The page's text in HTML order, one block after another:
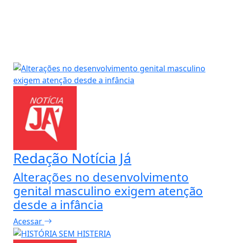
Redação Notícia Já
Alterações no desenvolvimento
genital masculino exigem atenção
desde a infância
Acessar